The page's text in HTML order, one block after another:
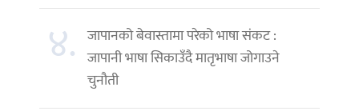
४. जापानको बेवास्तामा परेको भाषा संकट :
जापानी भाषा सिकाउँदै मातृभाषा जोगाउने
चुनौती